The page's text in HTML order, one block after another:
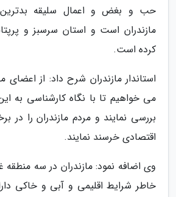
حب و بغض و اعمال سلیقه
مازندران است و استان سرسبز و
کرده است.
استاندار مازندران شرح داد: از اعضای
می خواهیم تا با نگاه کارشناسی به
بررسی نمایند و مردم مازندران را در
اقتصادی خرسند نمایند.
وی اضافه نمود: مازندران در سه
خاطر شرایط اقلیمی و آبی و خاکی